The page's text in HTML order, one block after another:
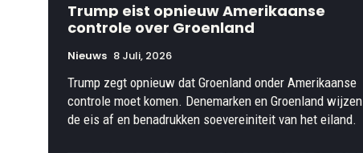
Trump eist opnieuw Amerikaanse
controle over Groenland
Nieuws 8 Juli, 2026
Trump zegt opnieuw dat Groenland onder Amerikaanse
controle moet komen. Denemarken en Groenland wijzen
de eis af en benadrukken soevereiniteit van het eiland.